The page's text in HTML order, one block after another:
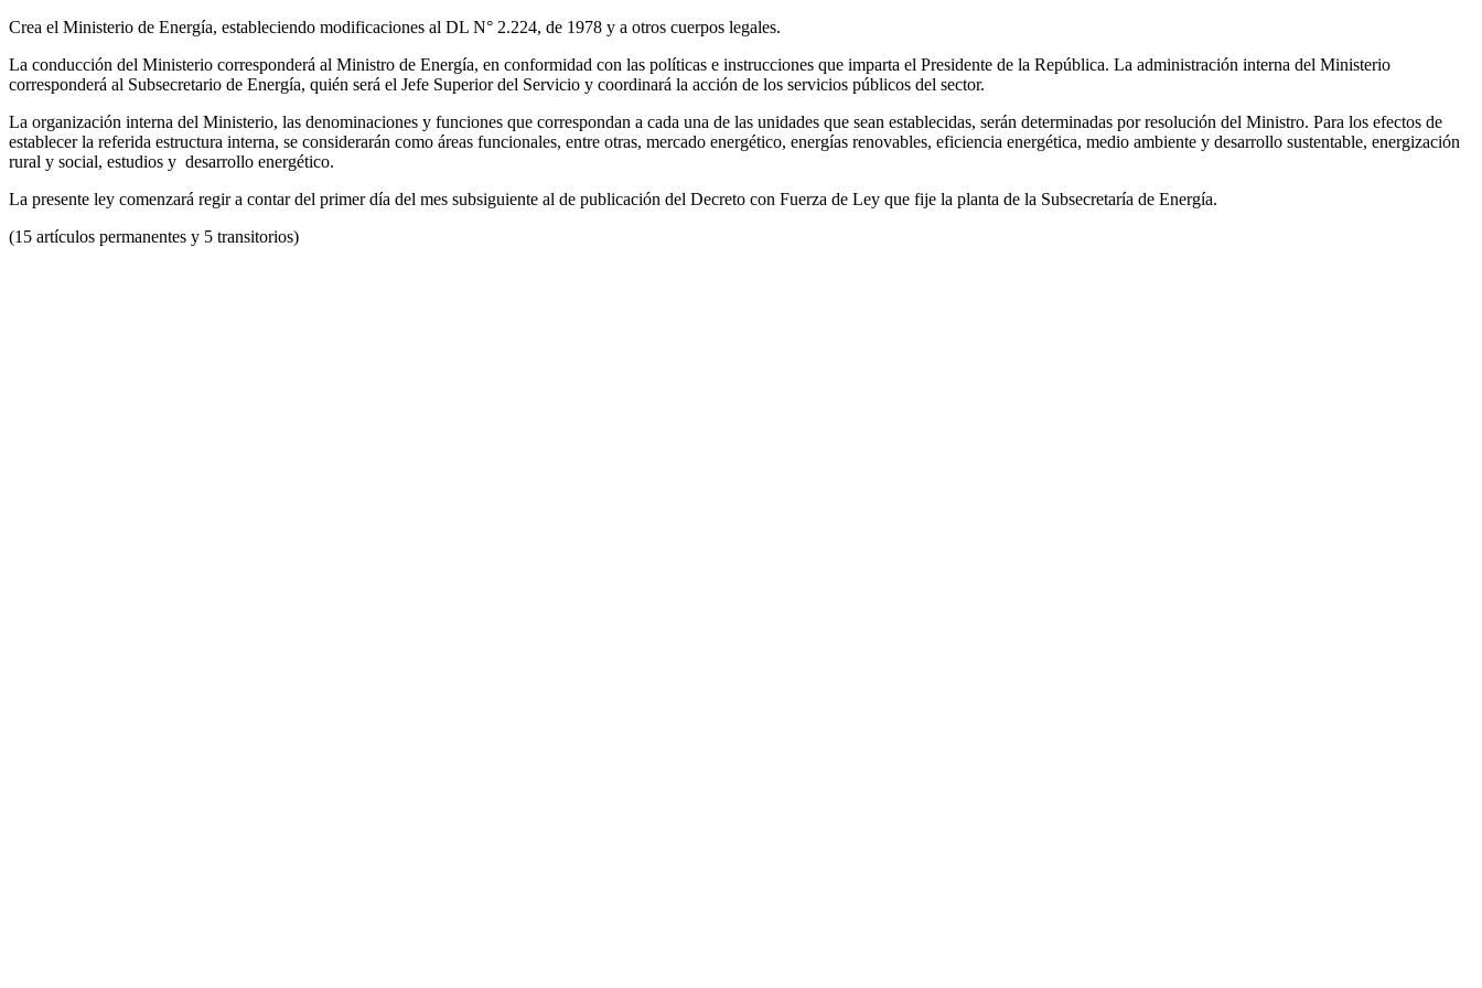
Crea el Ministerio de Energía, estableciendo modificaciones al DL N° 2.224, de 1978 y a otros cuerpos legales.
La conducción del Ministerio corresponderá al Ministro de Energía, en conformidad con las políticas e instrucciones que imparta el Presidente de la República. La administración interna del Ministerio
corresponderá al Subsecretario de Energía, quién será el Jefe Superior del Servicio y coordinará la acción de los servicios públicos del sector.
La organización interna del Ministerio, las denominaciones y funciones que correspondan a cada una de las unidades que sean establecidas, serán determinadas por resolución del Ministro. Para los efectos de
establecer la referida estructura interna, se considerarán como áreas funcionales, entre otras, mercado energético, energías renovables, eficiencia energética, medio ambiente y desarrollo sustentable, energización
rural y social, estudios y desarrollo energético.
La presente ley comenzará regir a contar del primer día del mes subsiguiente al de publicación del Decreto con Fuerza de Ley que fije la planta de la Subsecretaría de Energía.
(15 artículos permanentes y 5 transitorios)